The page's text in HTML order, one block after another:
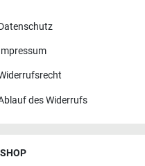
des Widerrufs